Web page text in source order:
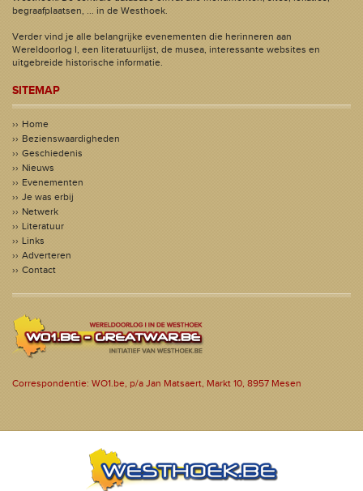
begraafplaatsen, ... in de Westhoek.
Verder vind je alle belangrijke evenementen die herinneren aan
Wereldoorlog I, een literatuurlijst, de musea, interessante websites en
uitgebreide historische informatie.
SITEMAP
Home
Bezienswaardigheden
Geschiedenis
Nieuws
Evenementen
Je was erbij
Netwerk
Literatuur
Links
Adverteren
Contact
Correspondentie: WO1.be, p/a Jan Matsaert, Markt 10, 8957 Mesen